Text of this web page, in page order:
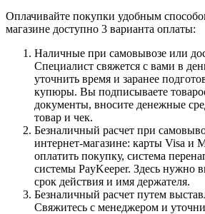
Оплачивайте покупки удобным
магазине доступно 3 варианта оплаты:
Наличные при самовывозе или
Специалист свяжется с вами в
уточнить время и заранее
купюры. Вы подписываете
документы, вносите денежные
товар и чек.
Безналичный расчет при
интернет-магазине: карты Visa и
оплатить покупку, система
системы PayKeeper. Здесь нужно
срок действия и имя держателя.
Безналичный расчет путем
Свяжитесь с менеджером и